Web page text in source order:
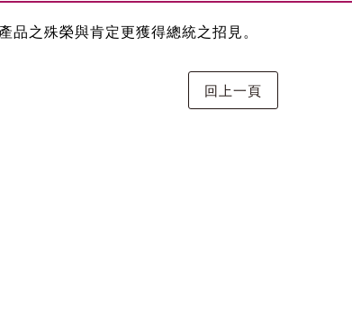
品之殊榮與肯定更獲得總統之招見。